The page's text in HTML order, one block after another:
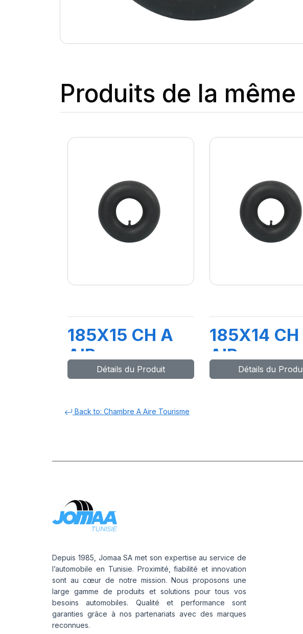
Produits de la
185X15 CH A
AIR
Détails du Produit
185X14 CH
AIR
Détails du
Back to: Chambre A Aire Tourisme
Depuis 1985, Jomaa SA met son expertise au service de
l’automobile en Tunisie. Proximité, fiabilité et innovation
sont au cœur de notre mission. Nous proposons une
large gamme de produits et solutions pour tous vos
besoins automobiles. Qualité et performance sont
garanties grâce à nos partenariats avec des marques
reconnues.